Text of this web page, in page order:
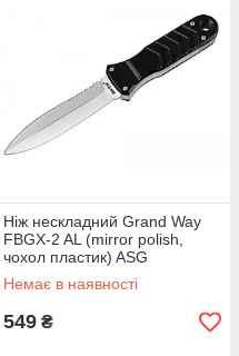
Ніж нескладний Grand Way
FBGX-2 AL (mirror polish,
чохол пластик) ASG
Немає в наявності
549 ₴